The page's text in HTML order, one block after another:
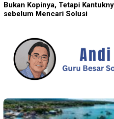
Bukan Kopinya, Tetapi
sebelum Mencari Solusi